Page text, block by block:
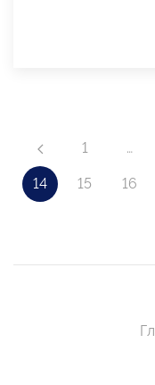
1 …
14 15 16